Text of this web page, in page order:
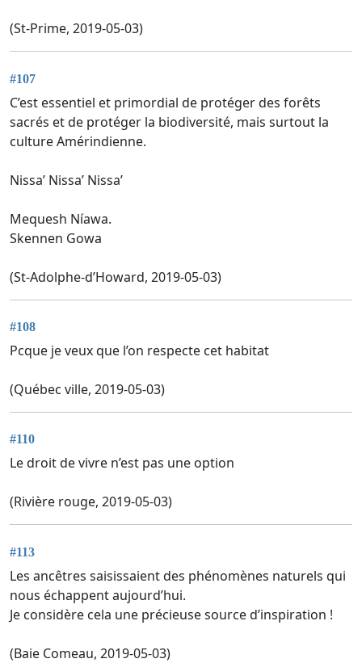
(St-Prime, 2019-05-03)
#107
C’est essentiel et primordial de protéger des forêts
sacrés et de protéger la biodiversité, mais surtout la
culture Amérindienne.
Nissa’ Nissa’ Nissa’
Mequesh Níawa.
Skennen Gowa
(St-Adolphe-d’Howard, 2019-05-03)
#108
Pcque je veux que l’on respecte cet habitat
(Québec ville, 2019-05-03)
#110
Le droit de vivre n’est pas une option
(Rivière rouge, 2019-05-03)
#113
Les ancêtres saisissaient des phénomènes naturels qui
nous échappent aujourd’hui.
Je considère cela une précieuse source d’inspiration !
(Baie Comeau, 2019-05-03)